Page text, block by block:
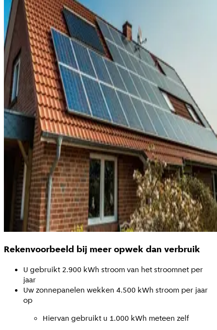
Rekenvoorbeeld bij meer opwek dan verbruik
U gebruikt 2.900 kWh stroom van het stroomnet per
jaar
Uw zonnepanelen wekken 4.500 kWh stroom per jaar
op
Hiervan gebruikt u 1.000 kWh meteen zelf